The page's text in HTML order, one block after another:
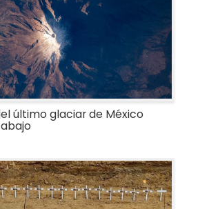
último glaciar de México